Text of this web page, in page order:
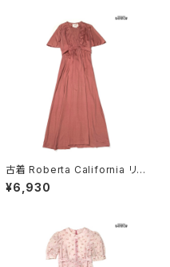
古着 Roberta California リボ
ン 無地 ロング丈 半袖 ワンピー
ス ピンク (otu2604148)
¥6,930